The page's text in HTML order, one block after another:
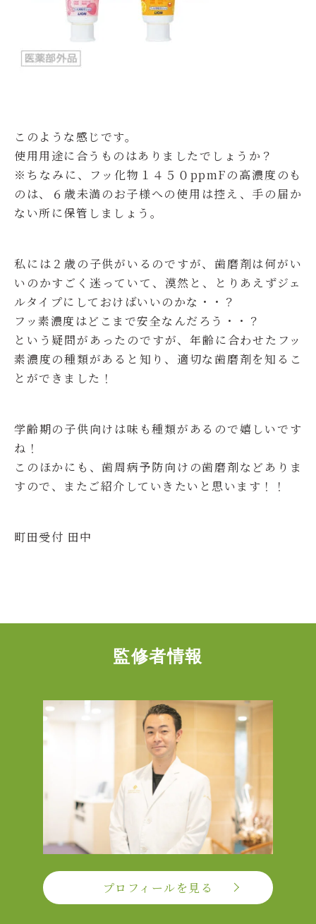
このような感じです。
使用用途に合うものはありましたでしょうか？
※ちなみに、フッ化物１４５０ppmFの高濃度のも
のは、６歳未満のお子様への使用は控え、手の届か
ない所に保管しましょう。
私には２歳の子供がいるのですが、歯磨剤は何がい
いのかすごく迷っていて、漠然と、とりあえずジェ
ルタイプにしておけばいいのかな・・？
フッ素濃度はどこまで安全なんだろう・・？
という疑問があったのですが、年齢に合わせたフッ
素濃度の種類があると知り、適切な歯磨剤を知るこ
とができました！
学齢期の子供向けは味も種類があるので嬉しいです
ね！
このほかにも、歯周病予防向けの歯磨剤などありま
すので、またご紹介していきたいと思います！！
町田受付 田中
監修者情報
プロフィールを見る